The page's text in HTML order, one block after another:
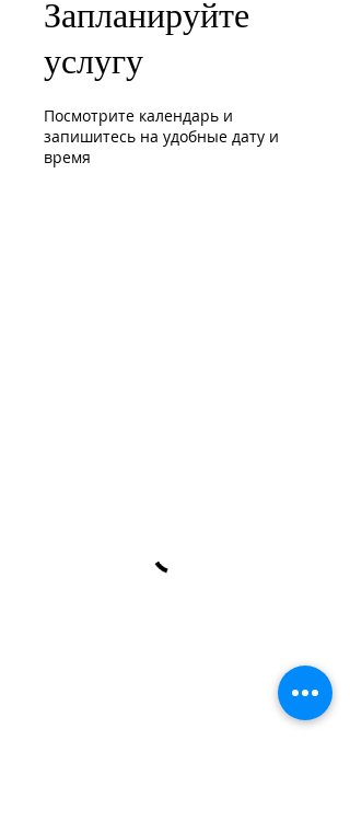
Запланируйте
услугу
Посмотрите календарь и
запишитесь на удобные дату и
время